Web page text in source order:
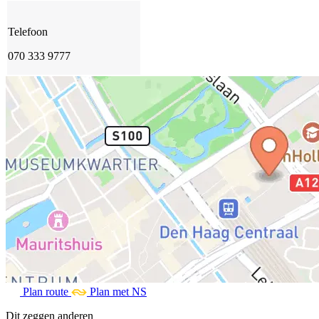
Telefoon
070 333 9777
Plan route
Plan met NS
Dit zeggen anderen